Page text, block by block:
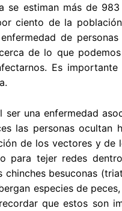
se estiman más de
ciento de la
de
de lo que
Es
una enfermedad
las personas ocultan
de los vectores y
para tejer redes
besuconas
especies de
que estos son